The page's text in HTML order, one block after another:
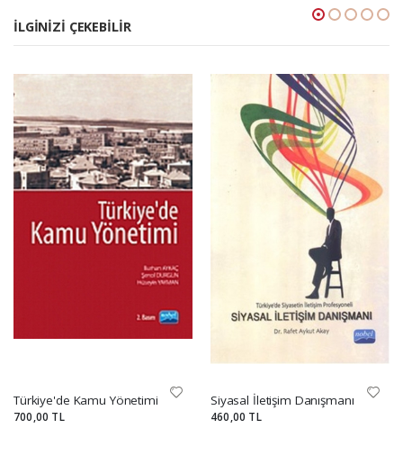
İLGINIZI ÇEKEBILIR
Türkiye'de Kamu Yönetimi
700,00 TL
Siyasal İletişim Danışmanı
460,00 TL